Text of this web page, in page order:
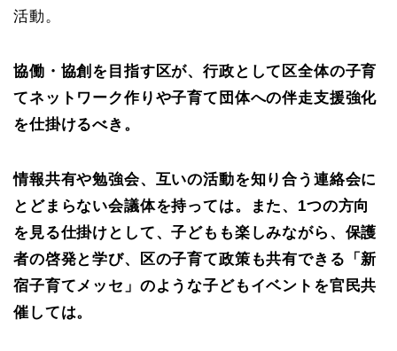
活動。
協働・協創を目指す区が、行政として区全体の子育
てネットワーク作りや子育て団体への伴走支援強化
を仕掛けるべき。
情報共有や勉強会、互いの活動を知り合う連絡会に
とどまらない会議体を持っては。また、1つの方向
を見る仕掛けとして、子どもも楽しみながら、保護
者の啓発と学び、区の子育て政策も共有できる「新
宿子育てメッセ」のような子どもイベントを官民共
催しては。